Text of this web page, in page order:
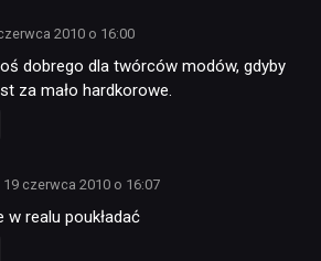
2010 o 16:00
dobrego dla twórców modów, gdyby
za mało hardkorowe.
19 czerwca 2010 o 16:07
w realu poukładać